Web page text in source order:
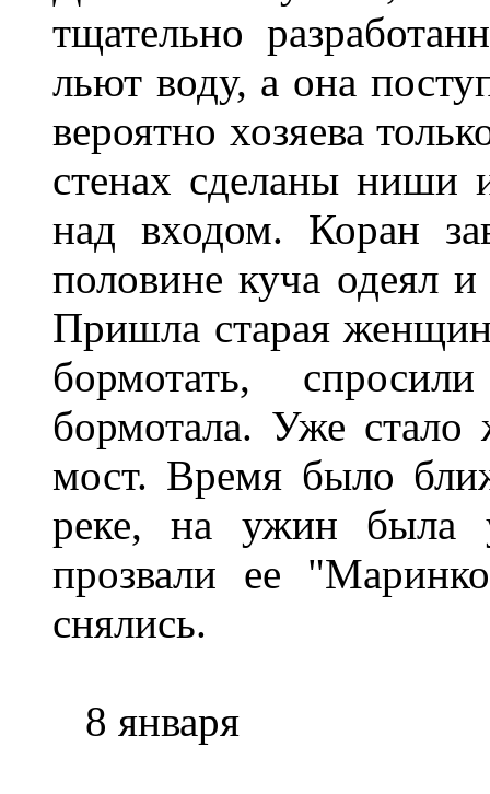
тщательно
льют воду, а она
вероятно хозяева
стенах сделаны ниши
над входом. Коран
половине куча одеял
Пришла старая
бормотать,
бормотала. Уже
мост. Время было
реке, на ужин была
прозвали ее
снялись.
8 января